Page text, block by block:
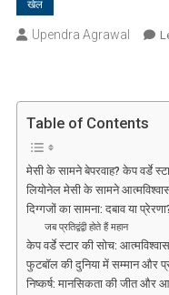
खेल
Upendra Agrawal
Table of Contents
मेसी के सामने बेपरवाह? केप वर्डे
लियोनेल मेसी के सामने
दिग्गजों का सामना: दबाव या
जब प्रतिद्वंद्वी होते हैं महान
केप वर्डे स्टार की सोच:
फुटबॉल की दुनिया में सम्मान और
निष्कर्ष: मानसिकता की जीत और